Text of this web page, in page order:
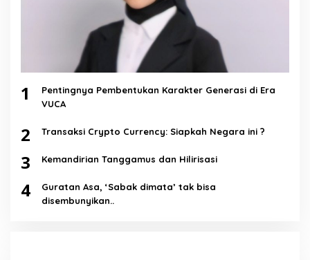
1
Pentingnya Pembentukan Karakter Generasi di Era
VUCA
2 Transaksi Crypto Currency: Siapkah Negara ini ?
3 Kemandirian Tanggamus dan Hilirisasi
4
Guratan Asa, ‘Sabak dimata’ tak bisa
disembunyikan..